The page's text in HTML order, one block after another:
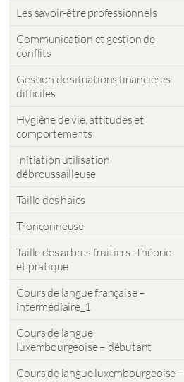
Les savoir-être professionnels
Communication et gestion de
conflits
Gestion de situations financières
difficiles
Hygiène de vie, attitudes et
comportements
Initiation utilisation
débroussailleuse
Taille des haies
Tronçonneuse
Taille des arbres fruitiers -Théorie
et pratique
Cours de langue française –
intermédiaire_1
Cours de langue
luxembourgeoise – débutant
Cours de langue luxembourgeoise –